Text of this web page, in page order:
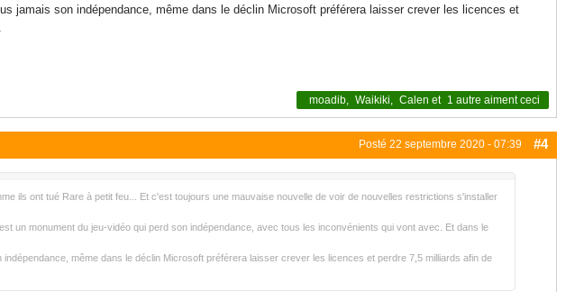
jamais son indépendance, même dans le déclin Microsoft préférera laisser crever les licences et
moadib, Waikiki, Calen et 1 autre aiment ceci
Posté 22 septembre 2020 - 07:39 #4
ils ont tué Rare à petit feu... Et c'est toujours une mauvaise nouvelle de voir de nouvelles restrictions s'installer
un monument du jeu-vidéo qui perd son indépendance, avec tous les inconvénients qui vont avec. Et dans le
même dans le déclin Microsoft préférera laisser crever les licences et perdre 7,5 milliards afin de